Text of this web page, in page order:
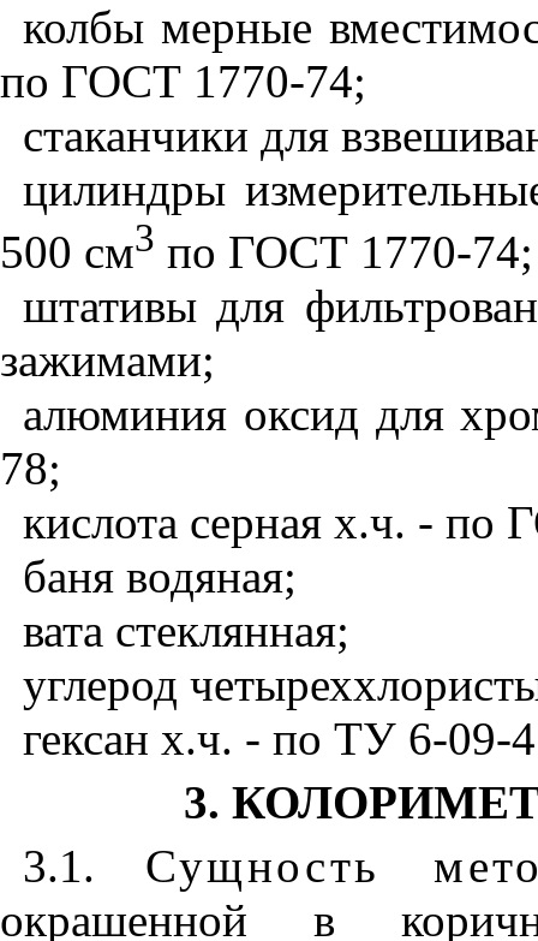
колбы мерные
по ГОСТ 1770-74;
стаканчики для
цилиндры
500 см3 по ГОСТ 1770-74;
штативы для
зажимами;
алюминия оксид для
78;
кислота серная х.ч. - по
баня водяная;
вата стеклянная;
углерод
гексан х.ч. - по ТУ 6-09-
3.
3.1. Сущность
окрашенной в